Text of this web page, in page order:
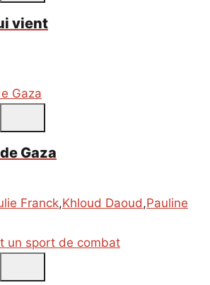
vient
Gaza
Franck,Khloud Daoud,Pauline